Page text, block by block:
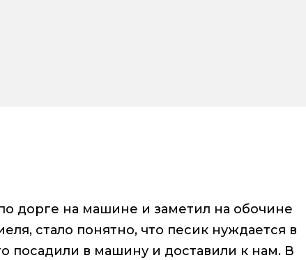
дорге на машине и заметил на обочине
стало понятно, что песик нуждается в
посадили в машину и доставили к нам. В